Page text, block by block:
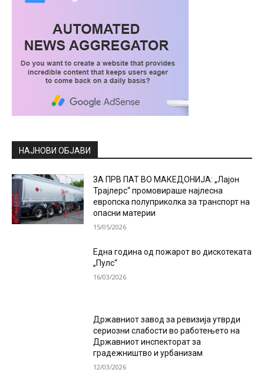
НАЈНОВИ ОБЈАВИ
ЗА ПРВ ПАТ ВО МАКЕДОНИЈА: „Лајон
Трајлерс“ промовираше најлесна
европска полуприколка за транспорт на
опасни материи
15/05/2026
Една година од пожарот во дискотеката
„Пулс“
16/03/2026
Државниот завод за ревизија утврди
сериозни слабости во работењето на
Државниот инспекторат за
градежништво и урбанизам
12/03/2026